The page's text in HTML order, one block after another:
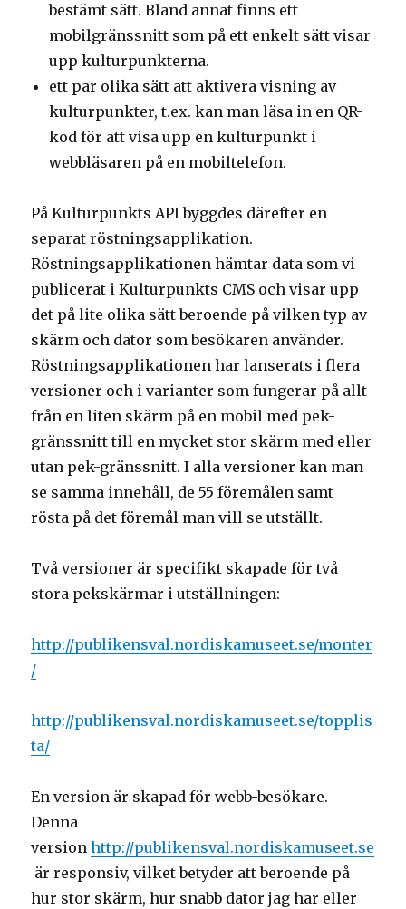
bestämt sätt. Bland annat finns ett
mobilgränssnitt som på ett enkelt sätt visar
upp kulturpunkterna.
ett par olika sätt att aktivera visning av
kulturpunkter, t.ex. kan man läsa in en QR-
kod för att visa upp en kulturpunkt i
webbläsaren på en mobiltelefon.
På Kulturpunkts API byggdes därefter en
separat röstningsapplikation.
Röstningsapplikationen hämtar data som vi
publicerat i Kulturpunkts CMS och visar upp
det på lite olika sätt beroende på vilken typ av
skärm och dator som besökaren använder.
Röstningsapplikationen har lanserats i flera
versioner och i varianter som fungerar på allt
från en liten skärm på en mobil med pek-
gränssnitt till en mycket stor skärm med eller
utan pek-gränssnitt. I alla versioner kan man
se samma innehåll, de 55 föremålen samt
rösta på det föremål man vill se utställt.
Två versioner är specifikt skapade för två
stora pekskärmar i utställningen:
http://publikensval.nordiskamuseet.se/monter
/
http://publikensval.nordiskamuseet.se/topplis
ta/
En version är skapad för webb-besökare.
Denna
versionhttp://publikensval.nordiskamuseet.se
är responsiv, vilket betyder att beroende på
hur stor skärm, hur snabb dator jag har eller